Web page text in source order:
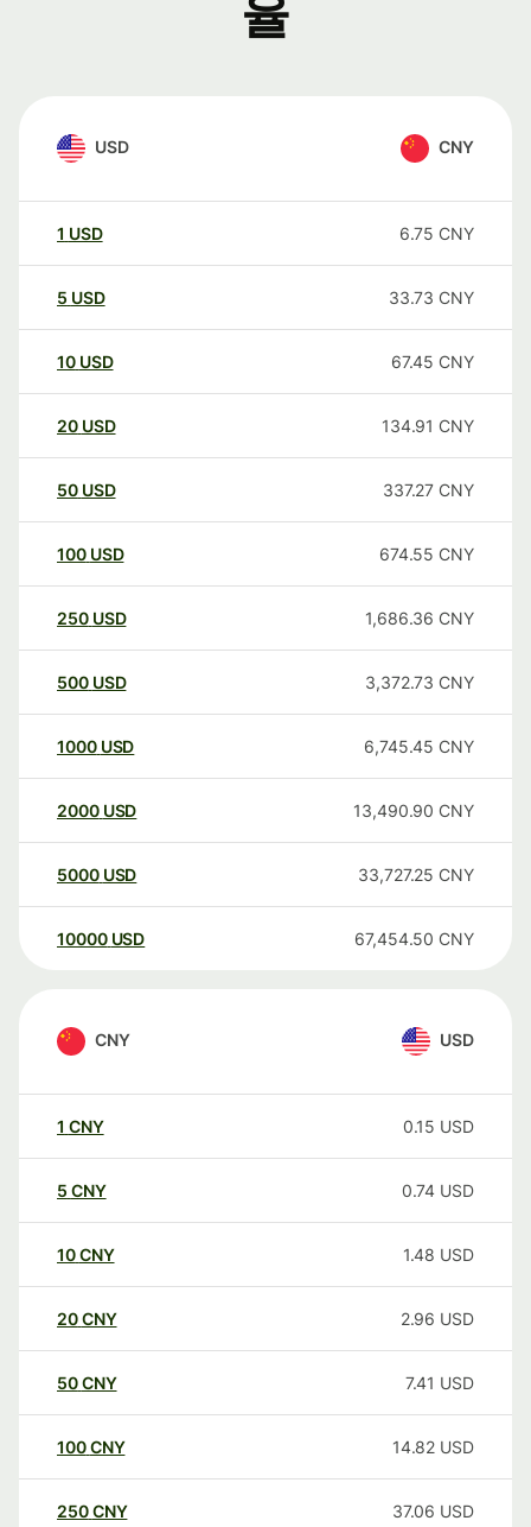
율
USD CNY
1 USD 6.75 CNY
5 USD 33.73 CNY
10 USD 67.45 CNY
20 USD 134.91 CNY
50 USD 337.27 CNY
100 USD 674.55 CNY
250 USD 1,686.36 CNY
500 USD 3,372.73 CNY
1000 USD 6,745.45 CNY
2000 USD 13,490.90 CNY
5000 USD 33,727.25 CNY
10000 USD 67,454.50 CNY
CNY USD
1 CNY 0.15 USD
5 CNY 0.74 USD
10CNY 1.48 USD
20CNY 2.96 USD
50CNY 7.41 USD
100CNY 14.82 USD
250CNY 37.06 USD